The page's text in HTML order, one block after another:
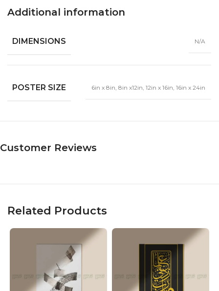
Additional information
DIMENSIONS N/A
POSTER SIZE 6in x 8in, 8in x12in, 12in x 16in, 16in x 24in
Customer Reviews
Related Products